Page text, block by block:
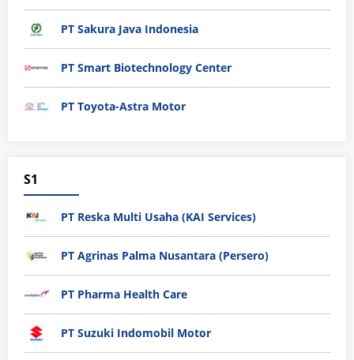
PT Sakura Java Indonesia
PT Smart Biotechnology Center
PT Toyota-Astra Motor
S1
PT Reska Multi Usaha (KAI Services)
PT Agrinas Palma Nusantara (Persero)
PT Pharma Health Care
PT Suzuki Indomobil Motor